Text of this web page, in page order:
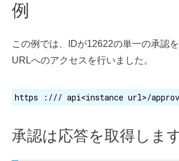
例
この例では、IDが12622の単一の承認を
URLへのアクセスを行いました。
https :/// api<instance url>/
承認は応答を取得しま